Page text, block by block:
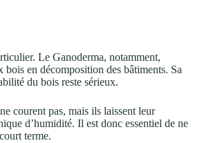
Le Ganoderma, notamment,
bois en décomposition des bâtiments. Sa
du bois reste sérieux.
courent pas, mais ils laissent leur
d’humidité. Il est donc essentiel de ne
terme.